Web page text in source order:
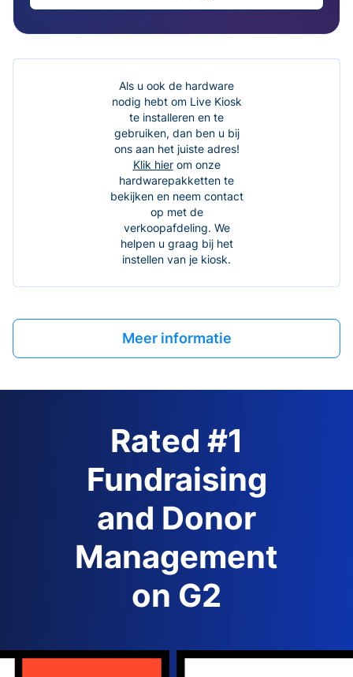
Als u ook de hardware
nodig hebt om Live Kiosk
te installeren en te
gebruiken, dan ben u bij
ons aan het juiste adres!
Klik hierom onze
hardwarepakketten te
bekijken en neem contact
op met de
verkoopafdeling. We
helpen u graag bij het
instellen van je kiosk.
Meer informatie
Rated #1
Fundraising
and Donor
Management
on G2